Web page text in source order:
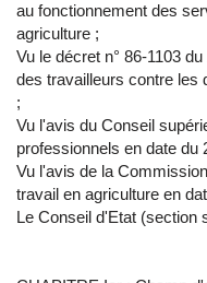
au fonctionnement des
agriculture ;
Vu le décret n° 86-1103
des travailleurs contre les
;
Vu l'avis du Conseil
professionnels en date du
Vu l'avis de la
travail en agriculture en
Le Conseil d'Etat (section